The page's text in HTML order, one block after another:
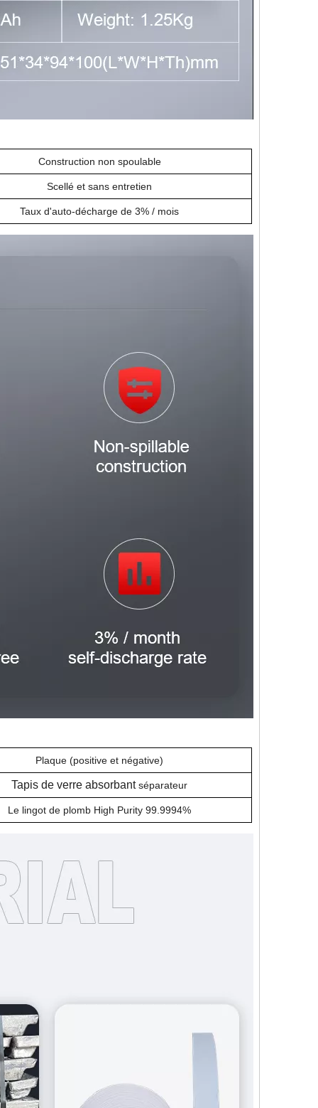
Construction non spoulable
Scellé et sans entretien
Taux d'auto-décharge de 3% / mois
Plaque (positive et négative)
Tapis de verre absorbantséparateur
Le lingot de plomb High Purity 99.9994%